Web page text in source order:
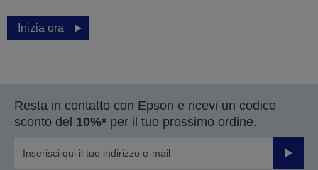
Inizia ora
Resta in contatto con Epson e ricevi un codice
sconto del 10%* per il tuo prossimo ordine.
Invia